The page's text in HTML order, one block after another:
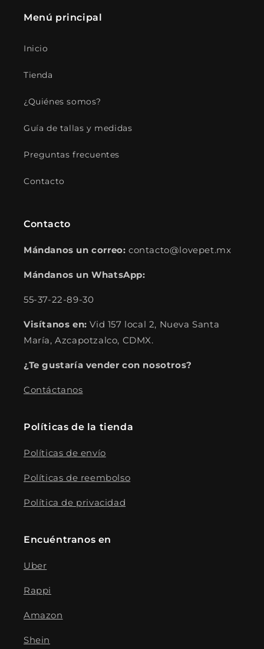
Menú principal
Inicio
Tienda
¿Quiénes somos?
Guía de tallas y medidas
Preguntas frecuentes
Contacto
Contacto
Mándanos un correo: contacto@lovepet.mx
Mándanos un WhatsApp:
55-37-22-89-30
Visítanos en:Vid 157 local 2, Nueva Santa
María, Azcapotzalco, CDMX.
¿Te gustaría vender con nosotros?
Contáctanos
Políticas de la tienda
Políticas de envío
Políticas de reembolso
Política de privacidad
Encuéntranos en
Uber
Rappi
Amazon
Shein